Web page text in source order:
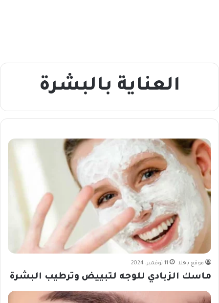
العناية بالبشرة
موقع ياهلا 11 نوفمبر، 2024
ماسك الزبادي للوجه لتبييض وترطيب البشرة